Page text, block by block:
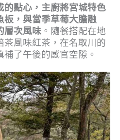
的點心，主廚將宮城特色
板，與當季草莓大膽融
層次風味 。隨餐搭配在地
茶風味紅茶，在名取川的
了午後的感官空隙。